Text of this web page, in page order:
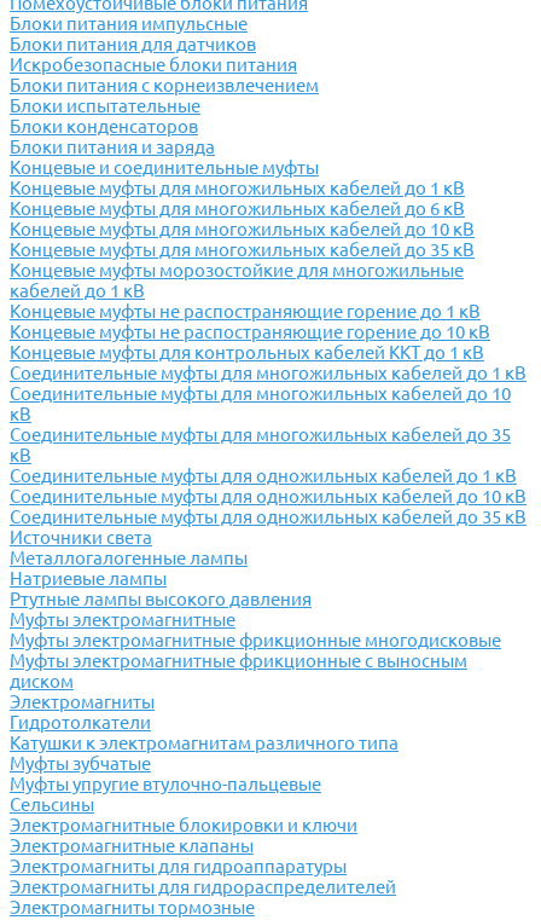
Блоки питания импульсные
Блоки питания для датчиков
Искробезопасные блоки питания
Блоки питания с корнеизвлечением
Блоки испытательные
Блоки конденсаторов
Блоки питания и заряда
Концевые и соединительные муфты
Концевые муфты для многожильных кабелей до 1 кВ
Концевые муфты для многожильных кабелей до 6 кВ
Концевые муфты для многожильных кабелей до 10 кВ
Концевые муфты для многожильных кабелей до 35 кВ
Концевые муфты морозостойкие для многожильные
кабелей до 1 кВ
Концевые муфты не распостраняющие горение до 1 кВ
Концевые муфты не распостраняющие горение до 10 кВ
Концевые муфты для контрольных кабелей ККТ до 1 кВ
Соединительные муфты для многожильных кабелей до 1 кВ
Соединительные муфты для многожильных кабелей до 10
кВ
Соединительные муфты для многожильных кабелей до 35
кВ
Соединительные муфты для одножильных кабелей до 1 кВ
Соединительные муфты для одножильных кабелей до 10 кВ
Соединительные муфты для одножильных кабелей до 35 кВ
Источники света
Металлогалогенные лампы
Натриевые лампы
Ртутные лампы высокого давления
Муфты электромагнитные
Муфты электромагнитные фрикционные многодисковые
Муфты электромагнитные фрикционные с выносным
диском
Электромагниты
Гидротолкатели
Катушки к электромагнитам различного типа
Муфты зубчатые
Муфты упругие втулочно-пальцевые
Сельсины
Электромагнитные блокировки и ключи
Электромагнитные клапаны
Электромагниты для гидроаппаратуры
Электромагниты для гидрораспределителей
Электромагниты тормозные